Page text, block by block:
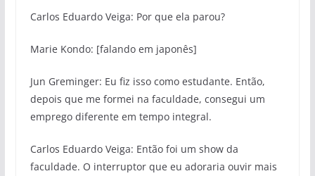
Carlos Eduardo Veiga: Por que ela parou?
Marie Kondo: [falando em japonês]
Jun Greminger: Eu fiz isso como estudante. Então,
depois que me formei na faculdade, consegui um
emprego diferente em tempo integral.
Carlos Eduardo Veiga: Então foi um show da
faculdade. O interruptor que eu adoraria ouvir mais